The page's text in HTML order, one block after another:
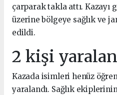
çarparak takla attı. Kazayı
üzerine bölgeye sağlık ve
edildi.
2 kişi
Kazada isimleri henüz
yaralandı. Sağlık